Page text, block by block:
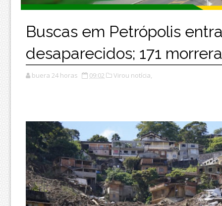
Buscas em Petrópolis
desaparecidos; 171
buera 24 horas 09:02 Virou notícia,